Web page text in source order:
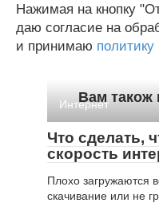
Нажимая на кнопку
даю согласие на
и принимаю
Вам також
Интернет
Что сделать,
скорость
Плохо загружаются
скачивание или не